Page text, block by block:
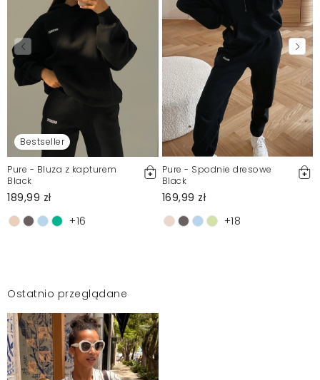
Bestseller
Pure - Bluza z kapturem
Black
189,99 zł
+16
Pure - Spodnie dresowe
Black
169,99 zł
+18
Ostatnio przeglądane